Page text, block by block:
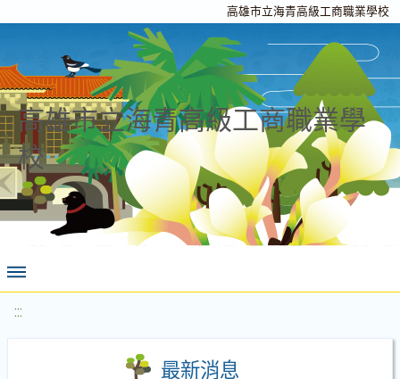
高雄市立海青高級工商職業學校
高雄市立海青高級工商職業學
校
:::
最新消息